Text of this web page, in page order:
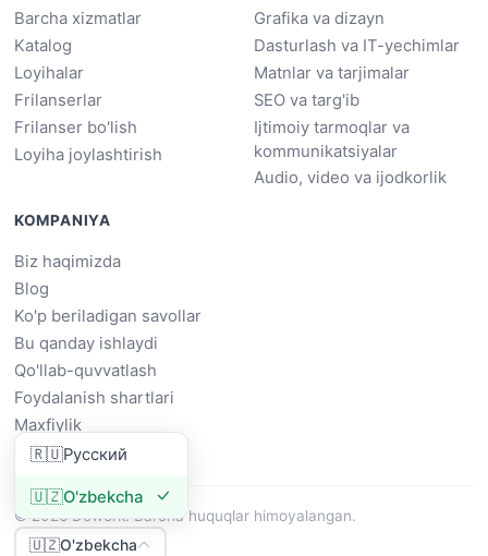
Barcha xizmatlar
Katalog
Loyihalar
Frilanserlar
Frilanser bo'lish
Loyiha joylashtirish
Grafika va dizayn
Dasturlash va IT-yechimlar
Matnlar va tarjimalar
SEO va targ'ib
Ijtimoiy tarmoqlar va
kommunikatsiyalar
Audio, video va ijodkorlik
KOMPANIYA
Biz haqimizda
Blog
Ko'p beriladigan savollar
Bu qanday ishlaydi
Qo'llab-quvvatlash
Foydalanish shartlari
Maxfiylik
© 2026 Dowork. Barcha huquqlar himoyalangan.
🇺🇿O'zbekcha
🇷🇺Русский
🇺🇿O'zbekcha